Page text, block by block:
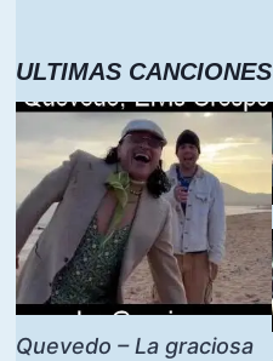
ULTIMAS CANCIONES
Quevedo – La graciosa